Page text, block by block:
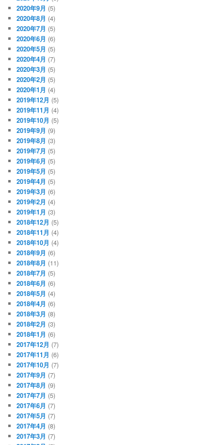
2020年9月 (5)
2020年8月 (4)
2020年7月 (5)
2020年6月 (6)
2020年5月 (5)
2020年4月 (7)
2020年3月 (5)
2020年2月 (5)
2020年1月 (4)
2019年12月 (5)
2019年11月 (4)
2019年10月 (5)
2019年9月 (9)
2019年8月 (3)
2019年7月 (5)
2019年6月 (5)
2019年5月 (5)
2019年4月 (5)
2019年3月 (6)
2019年2月 (4)
2019年1月 (3)
2018年12月 (5)
2018年11月 (4)
2018年10月 (4)
2018年9月 (6)
2018年8月 (11)
2018年7月 (5)
2018年6月 (6)
2018年5月 (4)
2018年4月 (6)
2018年3月 (8)
2018年2月 (3)
2018年1月 (6)
2017年12月 (7)
2017年11月 (6)
2017年10月 (7)
2017年9月 (7)
2017年8月 (9)
2017年7月 (5)
2017年6月 (7)
2017年5月 (7)
2017年4月 (8)
2017年3月 (7)